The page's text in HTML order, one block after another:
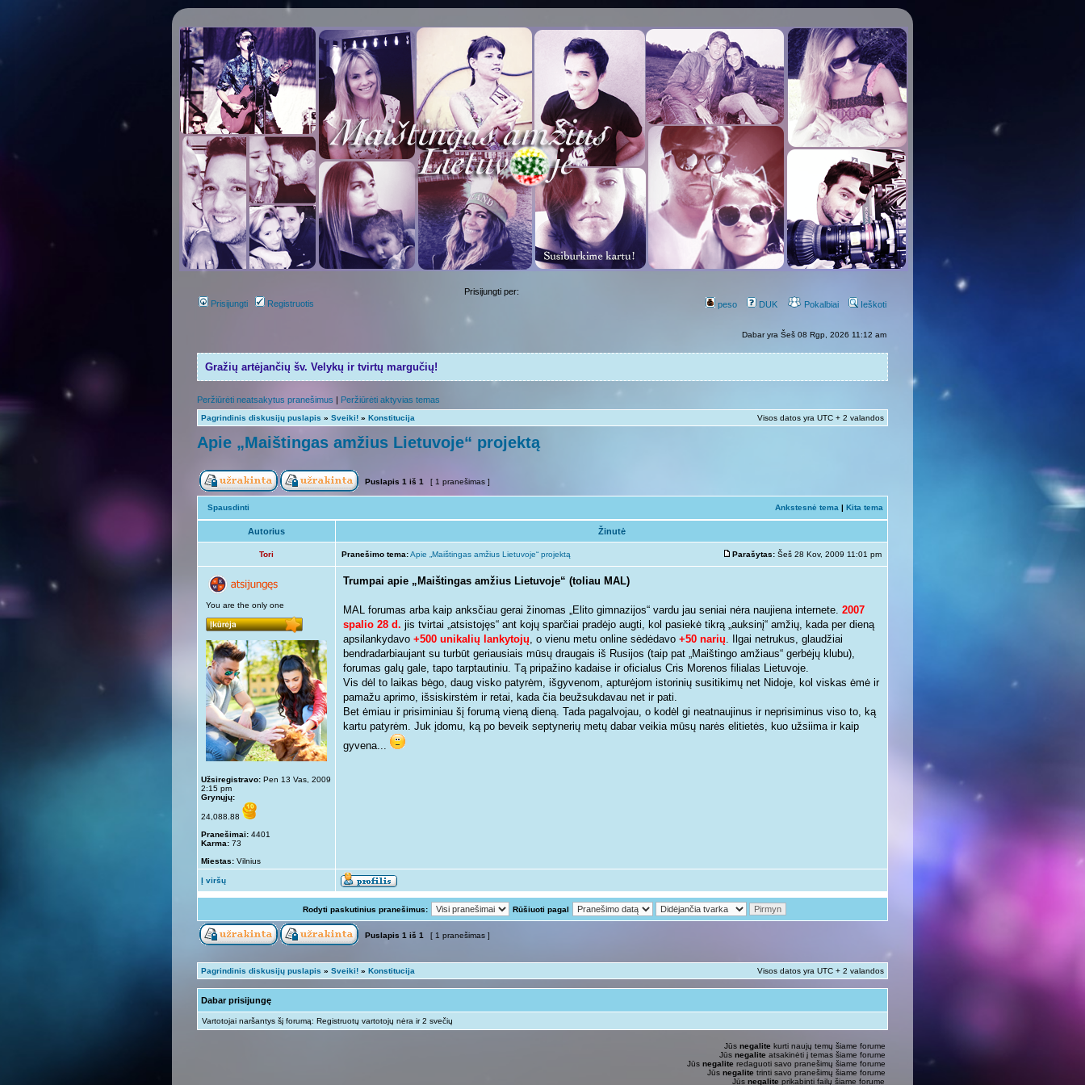
Prisijungti Registruotis
Prisijungti per:
peso
DUK Pokalbiai Ieškoti
Dabar yra Šeš 08 Rgp, 2026 11:12 am
Gražių artėjančių šv. Velykų ir tvirtų margučių!
Peržiūrėti neatsakytus pranešimus | Peržiūrėti aktyvias temas
Pagrindinis diskusijų puslapis » Sveiki! » Konstitucija Visos datos yra UTC + 2 valandos
Apie „Maištingas amžius Lietuvoje“ projektą
Puslapis 1 iš 1 [ 1 pranešimas ]
Spausdinti Ankstesnė tema | Kita tema
Autorius Žinutė
Tori Pranešimo tema:Apie „Maištingas amžius Lietuvoje“ projektą Parašytas: Šeš 28 Kov, 2009 11:01 pm
You are the only one
Užsiregistravo: Pen 13 Vas, 2009
2:15 pm
Grynųjų:
24,088.88
Pranešimai: 4401
Karma: 73
Miestas: Vilnius
Trumpai apie „Maištingas amžius Lietuvoje“ (toliau MAL)
MAL forumas arba kaip anksčiau gerai žinomas „Elito gimnazijos“ vardu jau seniai nėra naujiena internete. 2007
spalio 28 d. jis tvirtai „atsistojęs“ ant kojų sparčiai pradėjo augti, kol pasiekė tikrą „auksinį“ amžių, kada per dieną
apsilankydavo +500 unikalių lankytojų, o vienu metu online sėdėdavo +50 narių. Ilgai netrukus, glaudžiai
bendradarbiaujant su turbūt geriausiais mūsų draugais iš Rusijos (taip pat „Maištingo amžiaus“ gerbėjų klubu),
forumas galų gale, tapo tarptautiniu. Tą pripažino kadaise ir oficialus Cris Morenos filialas Lietuvoje.
Vis dėl to laikas bėgo, daug visko patyrėm, išgyvenom, apturėjom istorinių susitikimų net Nidoje, kol viskas ėmė ir
pamažu aprimo, išsiskirstėm ir retai, kada čia beužsukdavau net ir pati.
Bet ėmiau ir prisiminiau šį forumą vieną dieną. Tada pagalvojau, o kodėl gi neatnaujinus ir neprisiminus viso to, ką
kartu patyrėm. Juk įdomu, ką po beveik septynerių metų dabar veikia mūsų narės elitietės, kuo užsiima ir kaip
gyvena...
Į viršų
Rodyti paskutinius pranešimus: Rūšiuoti pagal
Puslapis 1 iš 1 [ 1 pranešimas ]
Pagrindinis diskusijų puslapis » Sveiki! » Konstitucija Visos datos yra UTC + 2 valandos
Dabar prisijungę
Vartotojai naršantys šį forumą: Registruotų vartotojų nėra ir 2 svečių
Jūs negalite kurti naujų temų šiame forume
Jūs negalite atsakinėti į temas šiame forume
Jūs negalite redaguoti savo pranešimų šiame forume
Jūs negalite trinti savo pranešimų šiame forume
Jūs negalite prikabinti failų šiame forume